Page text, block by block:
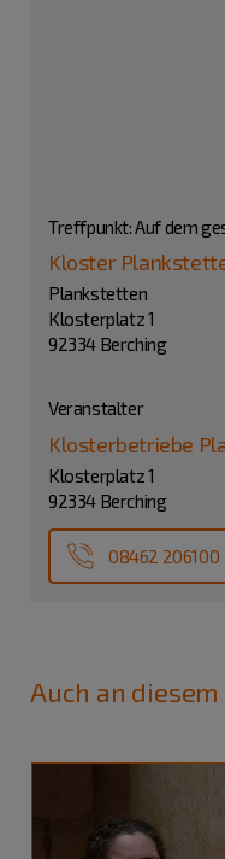
Treffpunkt: Auf dem
Kloster
Plankstetten
Klosterplatz 1
92334 Berching
Veranstalter
Klosterbetriebe
Klosterplatz 1
92334 Berching
08462 206100
Auch an